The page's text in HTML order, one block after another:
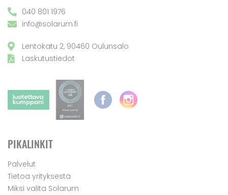
040 801 1976
info@solarum.fi
Lentokatu 2, 90460 Oulunsalo
Laskutustiedot
PIKALINKIT
Palvelut
Tietoa yrityksestä
Miksi valita Solarum